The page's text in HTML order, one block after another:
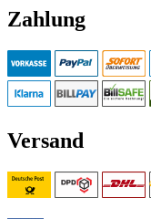
Zahlung
Versand